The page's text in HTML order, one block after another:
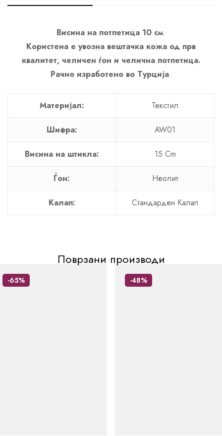
Висина на потпетица 10 см.
Користена е увозна вештачка кожа од прв
квалитет, челичен ѓон и челична потпетица.
Рачно изработено во Турција.
Материјал: Текстил
Шифра: AW01
Висина на штикла: 15 Cm
Ѓон: Неолит
Калап: Стандарден Калап
Поврзани производи
-65% -48%